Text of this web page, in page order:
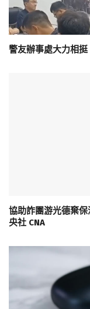
警友辦事處大力相
協助詐團游光德棄
央社 CNA